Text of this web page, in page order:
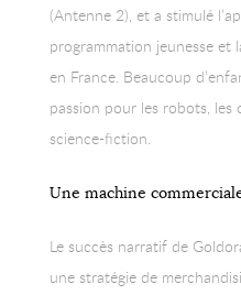
(Antenne 2), et a stimulé
programmation jeunesse et
en France. Beaucoup
passion pour les robots, les
science-fiction.
Une machine
Le succès narratif de
une stratégie de